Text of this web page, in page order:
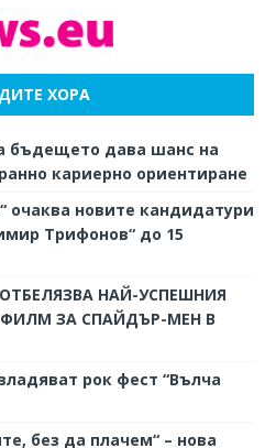
ХОРА
бъдещето дава шанс на
кариерно ориентиране
новите кандидатури
Трифонов“ до 15
ОТБЕЛЯЗВА НАЙ-УСПЕШНИЯ
ЗА СПАЙДЪР-МЕН В
рок фест “Вълча
без да плачем“ – нова